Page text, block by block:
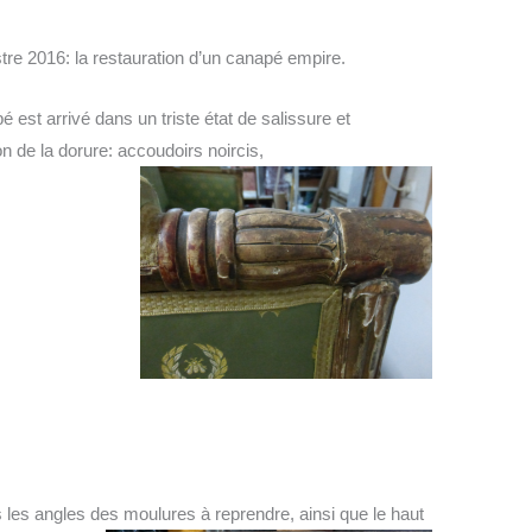
2016: la restauration d’un canapé empire.
est arrivé dans un triste état de salissure et
de la dorure: accoudoirs noircis,
les angles des moulures à reprendre, ainsi que le haut